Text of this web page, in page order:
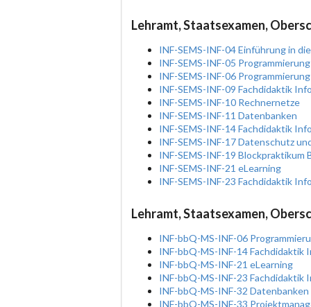
Lehramt, Staatsexamen,
INF-SEMS-INF-04 Einführung in
INF-SEMS-INF-05 Programmierung
INF-SEMS-INF-06
INF-SEMS-INF-09 Fachdidaktik
INF-SEMS-INF-10 Rechnernetze
INF-SEMS-INF-11 Datenbanken
INF-SEMS-INF-14 Fachdidaktik
INF-SEMS-INF-17 Datenschutz
INF-SEMS-INF-19 Blockpraktikum
INF-SEMS-INF-21 eLearning
INF-SEMS-INF-23 Fachdidaktik
Lehramt, Staatsexamen,
INF-bbQ-MS-INF-06
INF-bbQ-MS-INF-14
INF-bbQ-MS-INF-21 eLearning
INF-bbQ-MS-INF-23
INF-bbQ-MS-INF-32 Datenbanken
INF-bbQ-MS-INF-33